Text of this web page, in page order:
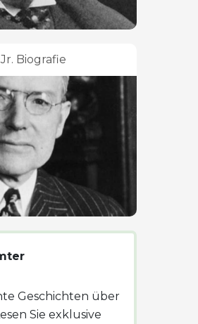
Biografie
Geschichten über
Sie exklusive